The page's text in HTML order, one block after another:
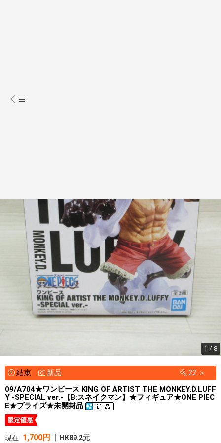
1 / 8
結束 新品
22 ＞
09/A704★ワンピース KING OF ARTIST THE MONKEY.D.LUFF
Y -SPECIAL ver.-【B:スネイクマン】★フィギュア★ONE PIEC
E★プライズ★未開封品
現在 1,700円 | HK89.2元